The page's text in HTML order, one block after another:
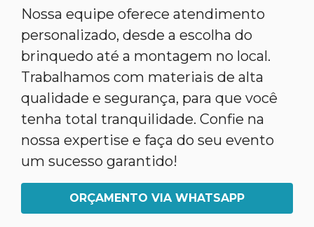
Nossa equipe oferece atendimento
personalizado, desde a escolha do
brinquedo até a montagem no local.
Trabalhamos com materiais de alta
qualidade e segurança, para que você
tenha total tranquilidade. Confie na
nossa expertise e faça do seu evento
um sucesso garantido!
ORÇAMENTO VIA WHATSAPP